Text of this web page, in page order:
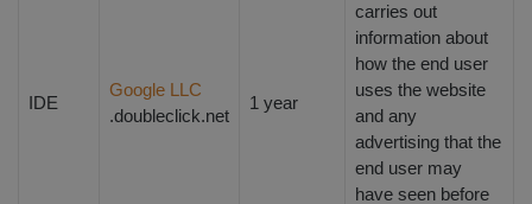
IDE
Google LLC
.doubleclick.net
1 year
carries out
information about
how the end user
uses the website
and any
advertising that the
end user may
have seen before